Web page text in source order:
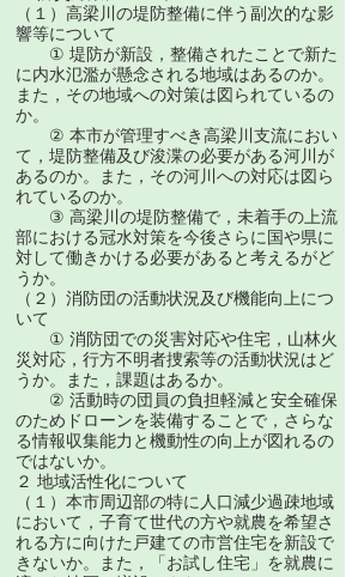
（１）高梁川の堤防整備に伴う副次的な影
響等について
① 堤防が新設，整備されたことで新た
に内水氾濫が懸念される地域はあるのか。
また，その地域への対策は図られているの
か。
② 本市が管理すべき高梁川支流におい
て，堤防整備及び浚渫の必要がある河川が
あるのか。また，その河川への対応は図ら
れているのか。
③ 高梁川の堤防整備で，未着手の上流
部における冠水対策を今後さらに国や県に
対して働きかける必要があると考えるがど
うか。
（２）消防団の活動状況及び機能向上につ
いて
① 消防団での災害対応や住宅，山林火
災対応，行方不明者捜索等の活動状況はど
うか。また，課題はあるか。
② 活動時の団員の負担軽減と安全確保
のためドローンを装備することで，さらな
る情報収集能力と機動性の向上が図れるの
ではないか。
２ 地域活性化について
（１）本市周辺部の特に人口減少過疎地域
において，子育て世代の方や就農を希望さ
れる方に向けた戸建ての市営住宅を新設で
きないか。また，「お試し住宅」を就農に